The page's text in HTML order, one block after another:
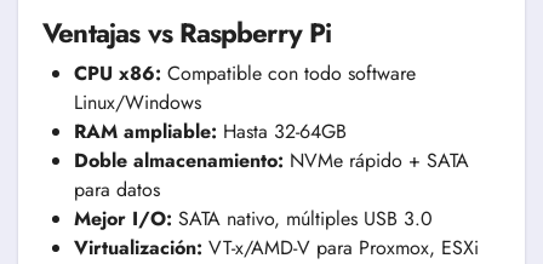
Ventajas vs Raspberry Pi
CPU x86: Compatible con todo software
Linux/Windows
RAM ampliable: Hasta 32-64GB
Doble almacenamiento: NVMe rápido + SATA
para datos
Mejor I/O: SATA nativo, múltiples USB 3.0
Virtualización: VT-x/AMD-V para Proxmox, ESXi